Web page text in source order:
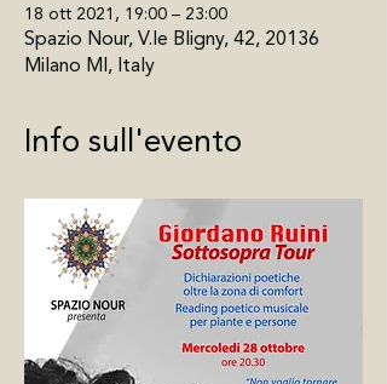
18 ott 2021, 19:00 – 23:00
Spazio Nour, V.le Bligny, 42, 20136
Milano MI, Italy
Info sull'evento